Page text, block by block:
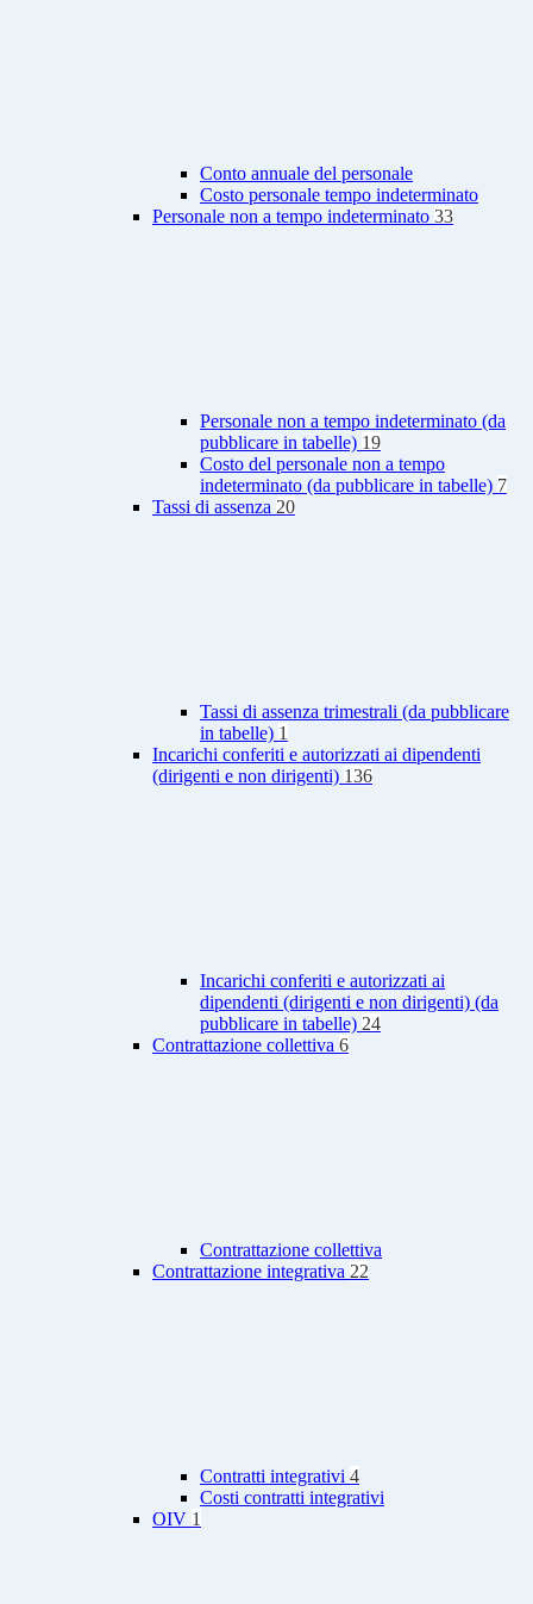
Conto annuale del personale
Costo personale tempo indeterminato
Personale non a tempo indeterminato 33
Personale non a tempo indeterminato (da
pubblicare in tabelle) 19
Costo del personale non a tempo
indeterminato (da pubblicare in tabelle) 7
Tassi di assenza 20
Tassi di assenza trimestrali (da pubblicare
in tabelle) 1
Incarichi conferiti e autorizzati ai dipendenti
(dirigenti e non dirigenti) 136
Incarichi conferiti e autorizzati ai
dipendenti (dirigenti e non dirigenti) (da
pubblicare in tabelle) 24
Contrattazione collettiva 6
Contrattazione collettiva
Contrattazione integrativa 22
Contratti integrativi 4
Costi contratti integrativi
OIV 1